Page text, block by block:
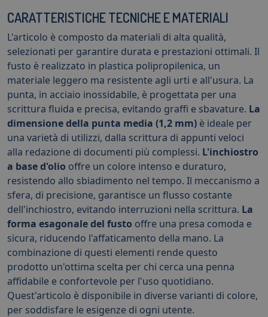
CARATTERISTICHE TECNICHE E MATERIALI
L'articolo è composto da materiali di alta qualità,
selezionati per garantire durata e prestazioni ottimali. Il
fusto è realizzato in plastica polipropilenica, un
materiale leggero ma resistente agli urti e all'usura. La
punta, in acciaio inossidabile, è progettata per una
scrittura fluida e precisa, evitando graffi e sbavature. La
dimensione della punta media (1,2 mm) è ideale per
una varietà di utilizzi, dalla scrittura di appunti veloci
alla redazione di documenti più complessi. L'inchiostro
a base d'olio offre un colore intenso e duraturo,
resistendo allo sbiadimento nel tempo. Il meccanismo a
sfera, di precisione, garantisce un flusso costante
dell'inchiostro, evitando interruzioni nella scrittura. La
forma esagonale del fusto offre una presa comoda e
sicura, riducendo l'affaticamento della mano. La
combinazione di questi elementi rende questo
prodotto un'ottima scelta per chi cerca una penna
affidabile e confortevole per l'uso quotidiano.
Quest'articolo è disponibile in diverse varianti di colore,
per soddisfare le esigenze di ogni utente.